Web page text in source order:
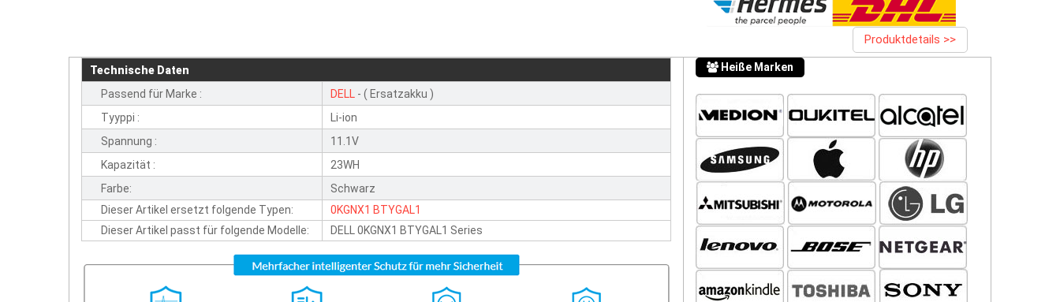
Produktdetails >>
Technische Daten
Passend für Marke :
DELL - ( Ersatzakku )
Tyyppi :
Li-ion
Spannung :
11.1V
Kapazität :
23WH
Farbe:
Schwarz
Dieser Artikel ersetzt folgende Typen:
0KGNX1 BTYGAL1
Dieser Artikel passt für folgende Modelle:
DELL 0KGNX1 BTYGAL1 Series
Heiße Marken